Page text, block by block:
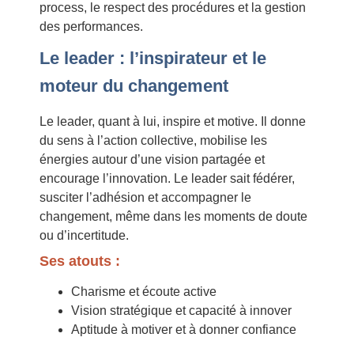
process, le respect des procédures et la gestion
des performances.
Le leader : l’inspirateur et le
moteur du changement
Le leader, quant à lui, inspire et motive. Il donne
du sens à l’action collective, mobilise les
énergies autour d’une vision partagée et
encourage l’innovation. Le leader sait fédérer,
susciter l’adhésion et accompagner le
changement, même dans les moments de doute
ou d’incertitude.
Ses atouts :
Charisme et écoute active
Vision stratégique et capacité à innover
Aptitude à motiver et à donner confiance